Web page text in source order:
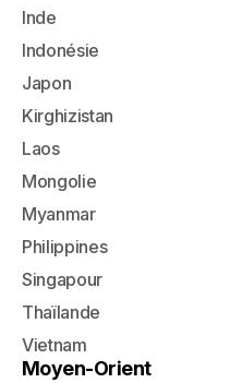
Inde
Indonésie
Japon
Kirghizistan
Laos
Mongolie
Myanmar
Philippines
Singapour
Thaïlande
Vietnam
Moyen-Orient